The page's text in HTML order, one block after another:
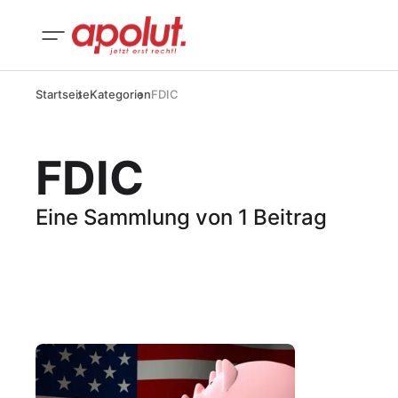
StartseiteKategorienFDIC
FDIC
Eine Sammlung von 1 Beitrag